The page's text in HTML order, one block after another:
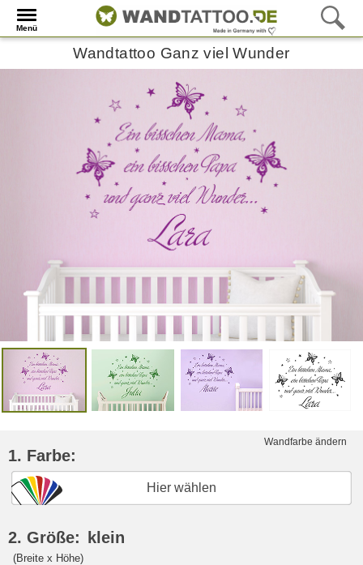
Menü
Wandtattoo Ganz viel Wunder
Wandfarbe ändern
1. Farbe:
Hier wählen
2. Größe: klein
(Breite x Höhe)